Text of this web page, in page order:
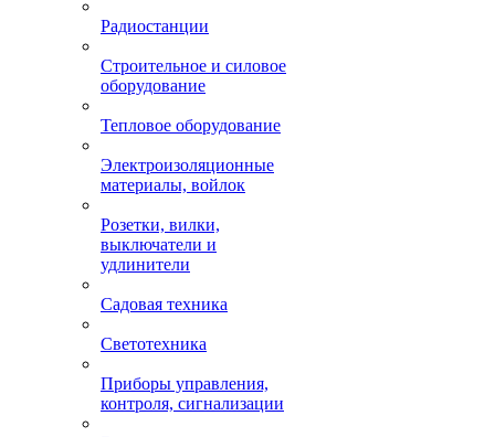
Радиостанции
Строительное и силовое
оборудование
Тепловое оборудование
Электроизоляционные
материалы, войлок
Розетки, вилки,
выключатели и
удлинители
Садовая техника
Светотехника
Приборы управления,
контроля, сигнализации